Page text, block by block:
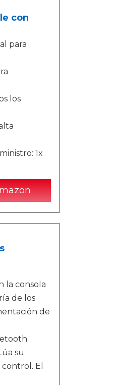
con
para
los
1x
la consola
de los
de
su
El